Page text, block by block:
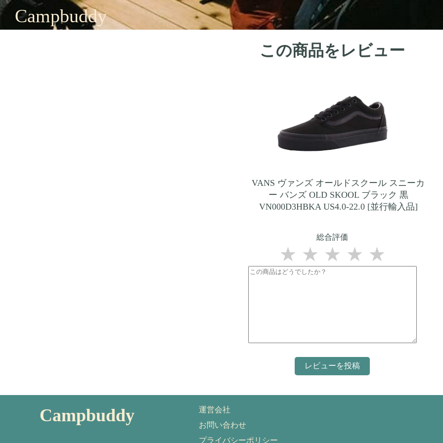
Campbuddy
この商品をレビュー
VANS ヴァンズ オールドスクール スニーカ
ー バンズ OLD SKOOL ブラック 黒
VN000D3HBKA US4.0-22.0 [並行輸入品]
総合評価
★
★
★
★
★
Campbuddy
運営会社
お問い合わせ
プライバシーポリシー